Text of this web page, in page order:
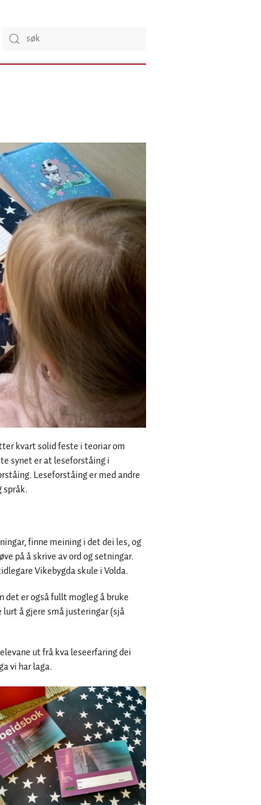
kvart solid feste i teoriar om
synet er at leseforståing i
Leseforståing er med andre
språk.
finne meining i det dei les, og
på å skrive av ord og setningar.
Vikebygda skule i Volda.
det er også fullt mogleg å bruke
å gjere små justeringar (sjå
ut frå kva leseerfaring dei
vi har laga.